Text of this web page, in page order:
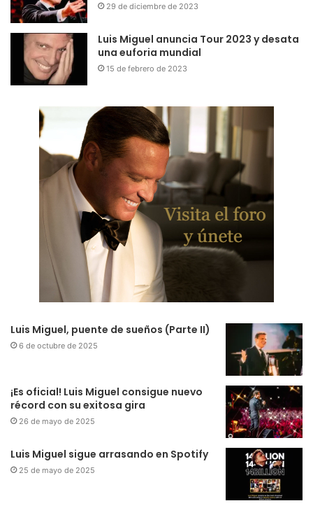
29 de diciembre de 2023
Luis Miguel anuncia Tour 2023 y desata
una euforia mundial
15 de febrero de 2023
Luis Miguel, puente de sueños (Parte II)
6 de octubre de 2025
¡Es oficial! Luis Miguel consigue nuevo
récord con su exitosa gira
26 de mayo de 2025
Luis Miguel sigue arrasando en Spotify
25 de mayo de 2025